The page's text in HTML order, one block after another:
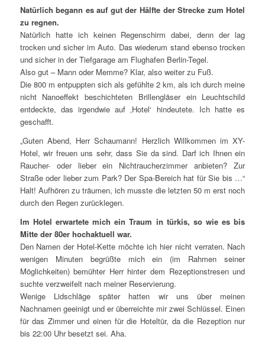
Natürlich begann es auf gut der Hälfte der Strecke zum Hotel
zu regnen.
Natürlich hatte ich keinen Regenschirm dabei, denn der lag
trocken und sicher im Auto. Das wiederum stand ebenso trocken
und sicher in der Tiefgarage am Flughafen Berlin-Tegel.
Also gut – Mann oder Memme? Klar, also weiter zu Fuß.
Die 800 m entpuppten sich als gefühlte 2 km, als ich durch meine
nicht Nanoeffekt beschichteten Brillengläser ein Leuchtschild
entdeckte, das irgendwie auf ‚Hotel‘ hindeutete. Ich hatte es
geschafft.
„Guten Abend, Herr Schaumann! Herzlich Willkommen im XY-
Hotel, wir freuen uns sehr, dass Sie da sind. Darf ich Ihnen ein
Raucher- oder lieber ein Nichtraucherzimmer anbieten? Zur
Straße oder lieber zum Park? Der Spa-Bereich hat für Sie bis …“
Halt! Aufhören zu träumen, ich musste die letzten 50 m erst noch
durch den Regen zurücklegen.
Im Hotel erwartete mich ein Traum in türkis, so wie es bis
Mitte der 80er hochaktuell war.
Den Namen der Hotel-Kette möchte ich hier nicht verraten. Nach
wenigen Minuten begrüßte mich ein (im Rahmen seiner
Möglichkeiten) bemühter Herr hinter dem Rezeptionstresen und
suchte verzweifelt nach meiner Reservierung.
Wenige Lidschläge später hatten wir uns über meinen
Nachnamen geeinigt und er überreichte mir zwei Schlüssel. Einen
für das Zimmer und einen für die Hoteltür, da die Rezeption nur
bis 22:00 Uhr besetzt sei. Aha.